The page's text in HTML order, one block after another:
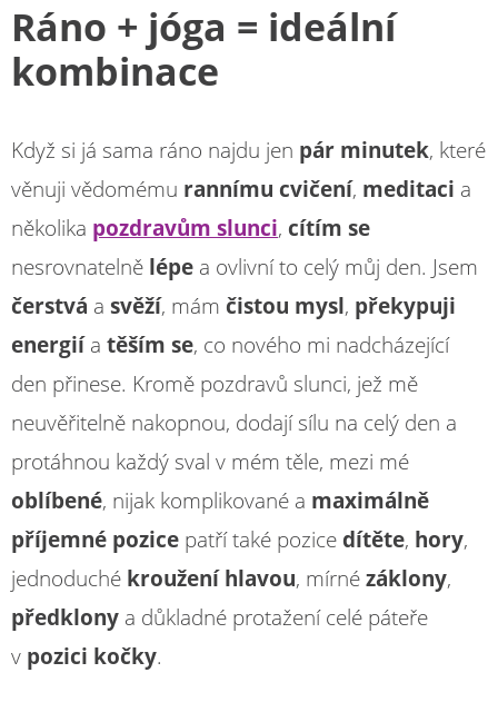
Ráno + jóga = ideální
kombinace
Když si já sama ráno najdu jen pár minutek, které
věnuji vědomému rannímu cvičení, meditaci a
několika pozdravům slunci, cítím se
nesrovnatelně lépe a ovlivní to celý můj den. Jsem
čerstvá a svěží, mám čistou mysl, překypuji
energiía těším se, co nového mi nadcházející
den přinese. Kromě pozdravů slunci, jež mě
neuvěřitelně nakopnou, dodají sílu na celý den a
protáhnou každý sval v mém těle, mezi mé
oblíbené, nijak komplikované a maximálně
příjemné pozice patří také pozicedítěte, hory,
jednoduché kroužení hlavou, mírnézáklony,
předklony a důkladné protažení celé páteře
v pozici kočky.